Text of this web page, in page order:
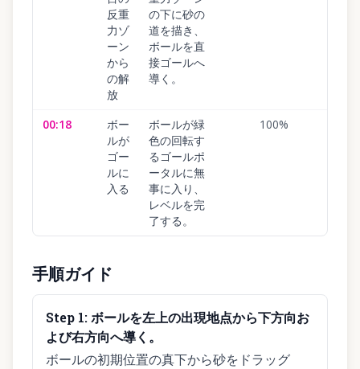
反重
力ゾ
ーン
から
の解
放
の下に砂の
道を描き、
ボールを直
接ゴールへ
導く。
00:18
ボー
ルが
ゴー
ルに
入る
ボールが緑
色の回転す
るゴールポ
ータルに無
事に入り、
レベルを完
了する。
100%
手順ガイド
Step 1:ボールを左上の出現地点から下方向お
よび右方向へ導く。
ボールの初期位置の真下から砂をドラッグ